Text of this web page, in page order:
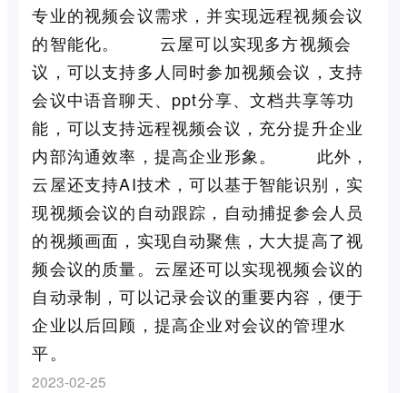
专业的视频会议需求，并实现远程视频会议
的智能化。 云屋可以实现多方视频会
议，可以支持多人同时参加视频会议，支持
会议中语音聊天、ppt分享、文档共享等功
能，可以支持远程视频会议，充分提升企业
内部沟通效率，提高企业形象。 此外，
云屋还支持AI技术，可以基于智能识别，实
现视频会议的自动跟踪，自动捕捉参会人员
的视频画面，实现自动聚焦，大大提高了视
频会议的质量。云屋还可以实现视频会议的
自动录制，可以记录会议的重要内容，便于
企业以后回顾，提高企业对会议的管理水
平。
2023-02-25